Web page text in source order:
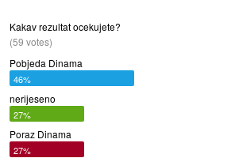
Kakav rezultat ocekujete?
(59 votes)
Pobjeda Dinama
46%
nerijeseno
27%
Poraz Dinama
27%